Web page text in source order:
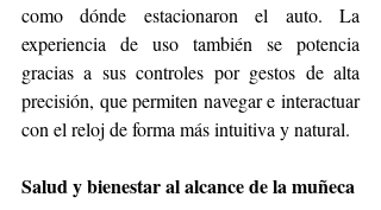
como dónde estacionaron el auto. La
experiencia de uso también se potencia
gracias a sus controles por gestos de alta
precisión, que permiten navegar e interactuar
con el reloj de forma más intuitiva y natural.
Salud y bienestar al alcance de la muñeca